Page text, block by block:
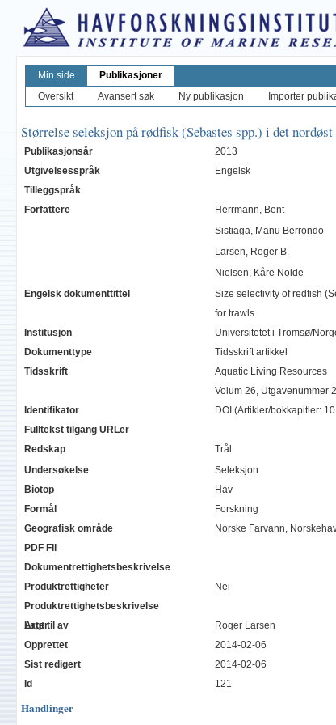
Min side
Publikasjoner
Oversikt
Avansert søk Ny publikasjon Importer
Størrelse seleksjon på rødfisk (Sebastes spp.) i det
Publikasjonsår
2013
Utgivelsesspråk
Engelsk
Tilleggspråk
Forfattere
Herrmann, Bent
Sistiaga, Manu Berrondo
Larsen, Roger B.
Nielsen, Kåre Nolde
Engelsk dokumenttittel
Size selectivity of redfish
for trawls
Institusjon
Universitetet i Tromsø/
Dokumenttype
Tidsskrift artikkel
Tidsskrift
Aquatic Living Resources
Volum 26, Utgavenummer
Identifikator
DOI (Artikler/bokkapitler:
Fulltekst tilgang URLer
Redskap
Trål
Undersøkelse
Seleksjon
Biotop
Hav
Formål
Forskning
Geografisk område
Norske Farvann,
PDF Fil
Dokumentrettighetsbeskrivelse
Produktrettigheter
Nei
Produktrettighetsbeskrivelse
Arter
Lagt til av
Roger Larsen
Opprettet
2014-02-06
Sist redigert
2014-02-06
Id
121
Handlinger